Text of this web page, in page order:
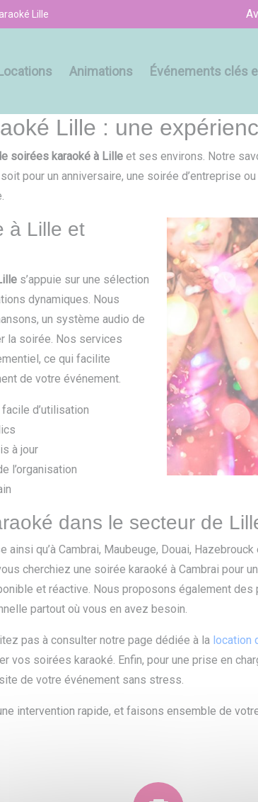
Lille
Animations Événements clés
Lille : une
soirées karaoké à Lille et ses environs. Notre
pour un anniversaire, une soirée d’entreprise
à Lille et
s’appuie sur une sélection
dynamiques. Nous
un système audio de
la soirée. Nos services
ce qui facilite
de votre événement.
d’utilisation
à jour
l’organisation
dans le secteur de
qu’à Cambrai, Maubeuge, Douai,
cherchiez une soirée karaoké à Cambrai pour
et réactive. Nous proposons également des
partout où vous en avez besoin.
pas à consulter notre page dédiée à la location
vos soirées karaoké. Enfin, pour une prise en
de votre événement sans stress.
intervention rapide, et faisons ensemble de